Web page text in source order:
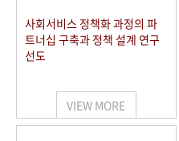
사회서비스 정책화 과정의 파
트너십 구축과 정책 설계 연구
선도
VIEW MORE